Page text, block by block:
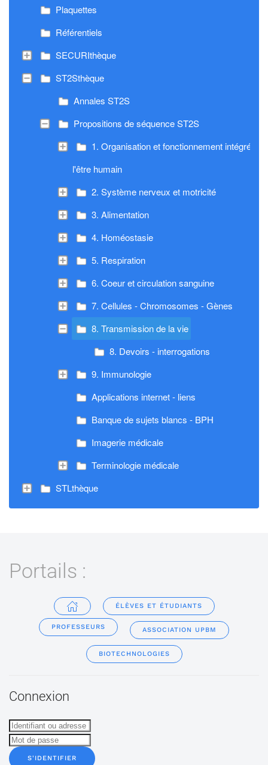
Plaquettes
Référentiels
SECURIthèque
ST2Sthèque
Annales ST2S
Propositions de séquence ST2S
1. Organisation et fonctionnement intégré de
l'être humain
2. Système nerveux et motricité
3. Alimentation
4. Homéostasie
5. Respiration
6. Coeur et circulation sanguine
7. Cellules - Chromosomes - Gènes
8. Transmission de la vie
8. Devoirs - interrogations
9. Immunologie
Applications internet - liens
Banque de sujets blancs - BPH
Imagerie médicale
Terminologie médicale
STLthèque
Portails :
ÉLÈVES ET ÉTUDIANTS
PROFESSEURS ASSOCIATION UPBM
BIOTECHNOLOGIES
Connexion
S'IDENTIFIER